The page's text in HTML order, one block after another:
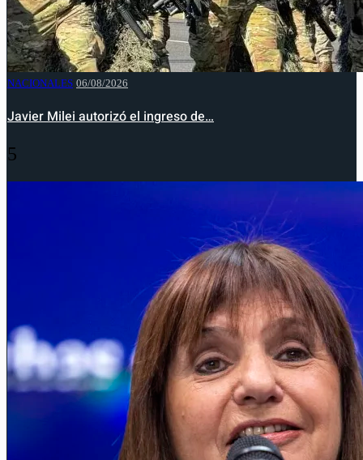
NACIONALES 06/08/2026
Javier Milei autorizó el ingreso de…
5